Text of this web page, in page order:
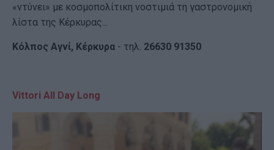
«ντύνει» με κοσμοπολίτικη νοστιμιά τη γαστρονομική
λίστα της Κέρκυρας...
Κόλπος Αγνί, Κέρκυρα - τηλ. 26630 91350
Vittori All Day Long